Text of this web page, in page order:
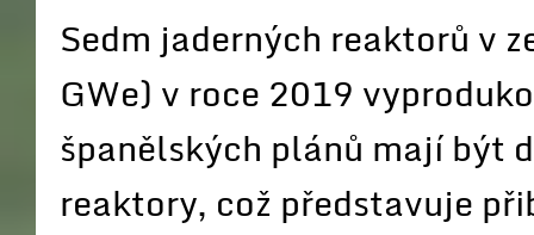
Sedm jaderných reaktorů v
GWe) v roce 2019
španělských plánů mají být
reaktory, což představuje